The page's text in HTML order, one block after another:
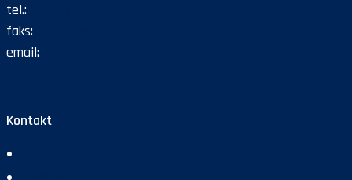
tel.:
faks:
email:
Kontakt